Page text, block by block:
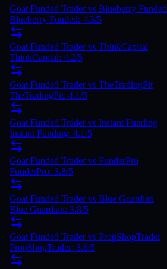
Goat Funded Trader vs Blueberry Funded
Blueberry Funded: 4.3/5
Goat Funded Trader vs ThinkCapital
ThinkCapital: 4.2/5
Goat Funded Trader vs TheTradingPit
TheTradingPit: 4.1/5
Goat Funded Trader vs Instant Funding
Instant Funding: 4.1/5
Goat Funded Trader vs FunderPro
FunderPro: 3.8/5
Goat Funded Trader vs Blue Guardian
Blue Guardian: 3.8/5
Goat Funded Trader vs PropShopTrader
PropShopTrader: 3.6/5